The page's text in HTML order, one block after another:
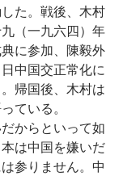
た。戦後、木村
（一九六四）年
に参加、陳毅外
中国交正常化に
帰国後、木村は
ている。
からといって如
は中国を嫌いだ
参りません。中